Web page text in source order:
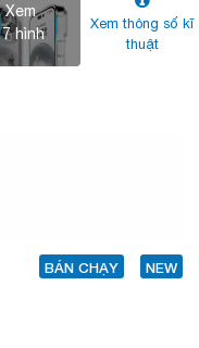
Xem
7 hình
Xem thông số kĩ
thuật
BÁN CHẠY
NEW